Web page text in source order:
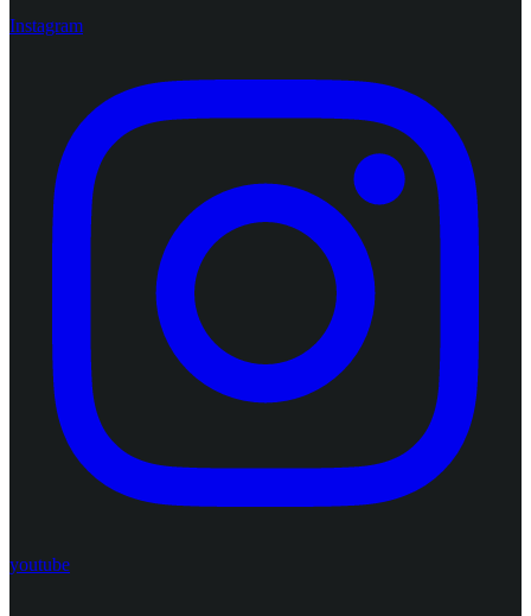
Instagram
youtube